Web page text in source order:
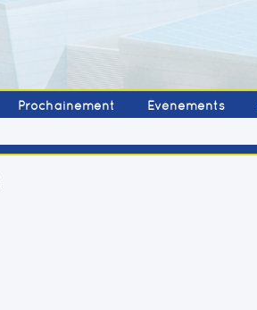
Prochainement Événements